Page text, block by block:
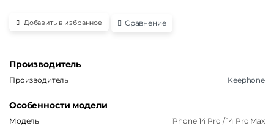
Добавить в избранное Сравнение
Производитель
Производитель Keephone
Особенности модели
Модель
iPhone 14 Pro / 14 Pro Max